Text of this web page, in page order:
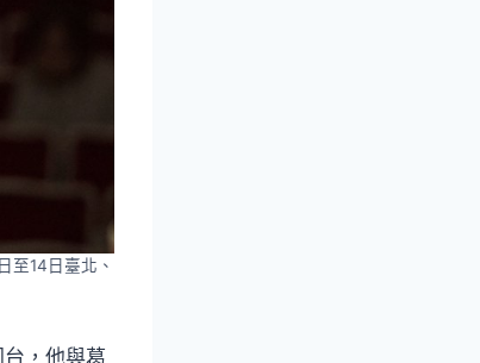
至14日臺北、
，他與葛